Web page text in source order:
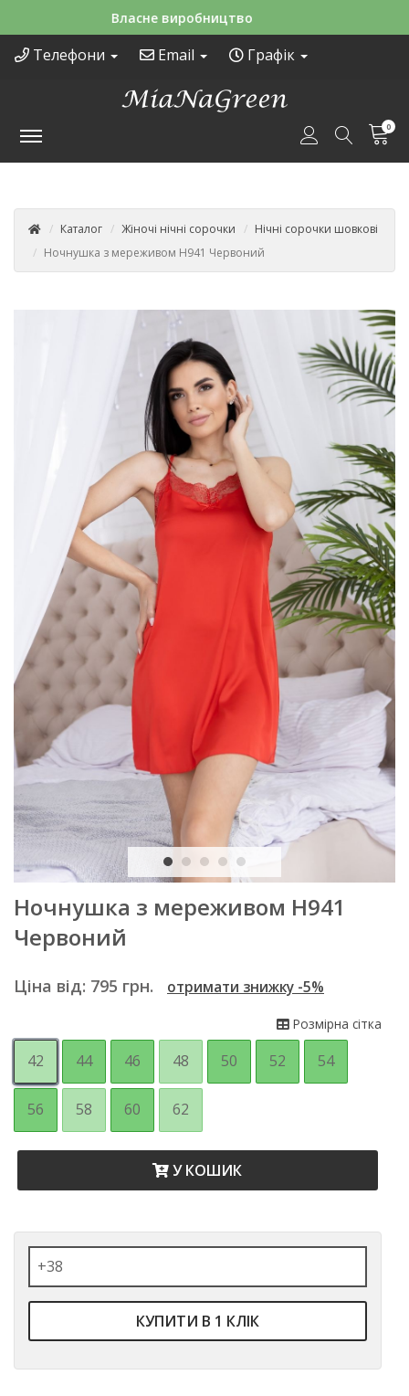
Зручні способи оплати
Телефони Email Графік
0
Каталог Жіночі нічні сорочки
Нічні сорочки шовкові
Ночнушка з мереживом Н941 Червоний
Ночнушка з мереживом Н941
Червоний
Ціна від: 795 грн. отримати знижку -5%
Розмірна сітка
42 44 46 48 50 52 54
56 58 60 62
У КОШИК
КУПИТИ В 1 КЛІК